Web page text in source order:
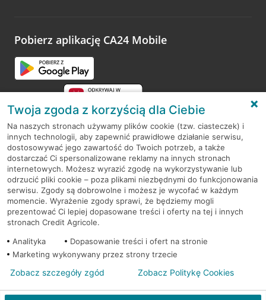
Pobierz aplikację CA24 Mobile
RODO
Regulamin serwisu
Mapa serwisu
PolitykaCookies
© 2026 Credit Agricole Bank Polska S.A. Wszelkie prawa zastrzeżone
Twoja zgoda z korzyścią dla Ciebie
Na naszych stronach używamy plików cookie (tzw. ciasteczek) i
innych technologii, aby zapewnić prawidłowe działanie serwisu,
dostosowywać jego zawartość do Twoich potrzeb, a także
dostarczać Ci spersonalizowane reklamy na innych stronach
internetowych. Możesz wyrazić zgodę na wykorzystywanie lub
odrzucić pliki cookie – poza plikami niezbędnymi do funkcjonowania
serwisu. Zgody są dobrowolne i możesz je wycofać w każdym
momencie. Wyrażenie zgody sprawi, że będziemy mogli
prezentować Ci lepiej dopasowane treści i oferty na tej i innych
stronach Credit Agricole.
Analityka
Dopasowanie treści i ofert na stronie
Marketing wykonywany przez strony trzecie
Zobacz szczegóły zgód Zobacz Politykę Cookies